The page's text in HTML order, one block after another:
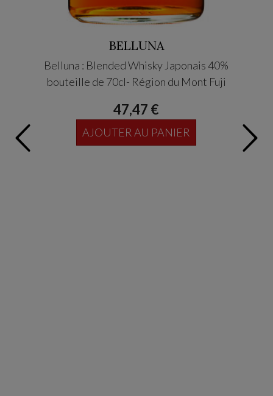
BELLUNA
Belluna : Blended Whisky Japonais 40%
bouteille de 70cl- Région du Mont Fuji
47,47 €
AJOUTER AU PANIER